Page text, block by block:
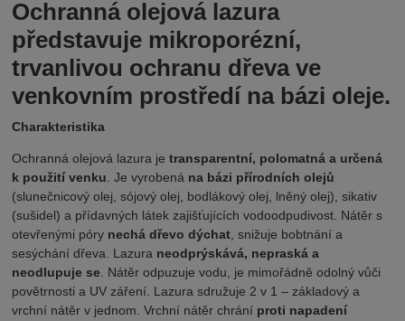
Ochranná olejová lazura
představuje mikroporézní,
trvanlivou ochranu dřeva ve
venkovním prostředí na bázi oleje.
Charakteristika
Ochranná olejová lazura jetransparentní, polomatná a určená
k použití venku. Je vyrobená na bázi přírodních olejů
(slunečnicový olej, sójový olej, bodlákový olej, lněný olej), sikativ
(sušidel) a přídavných látek zajišťujících vodoodpudivost. Nátěr s
otevřenými póry nechá dřevo dýchat, snižuje bobtnání a
sesýchání dřeva. Lazura neodprýskává, nepraská a
neodlupuje se. Nátěr odpuzuje vodu, je mimořádně odolný vůči
povětrnosti a UV záření. Lazura sdružuje 2 v 1 – základový a
vrchní nátěr v jednom. Vrchní nátěr chrání proti napadení